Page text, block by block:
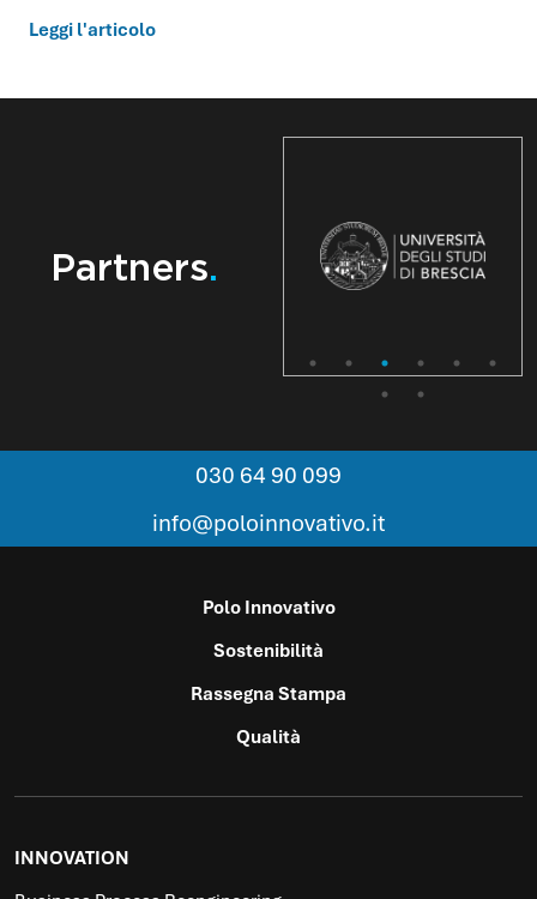
Leggi l'articolo
Partners.
030 64 90 099
info@poloinnovativo.it
Polo Innovativo
Sostenibilità
Rassegna Stampa
Qualità
INNOVATION